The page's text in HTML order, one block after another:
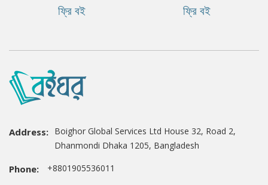
ফ্রি বই ফ্রি বই
Address: Boighor Global Services Ltd House 32, Road 2,
Dhanmondi Dhaka 1205, Bangladesh
Phone: +8801905536011